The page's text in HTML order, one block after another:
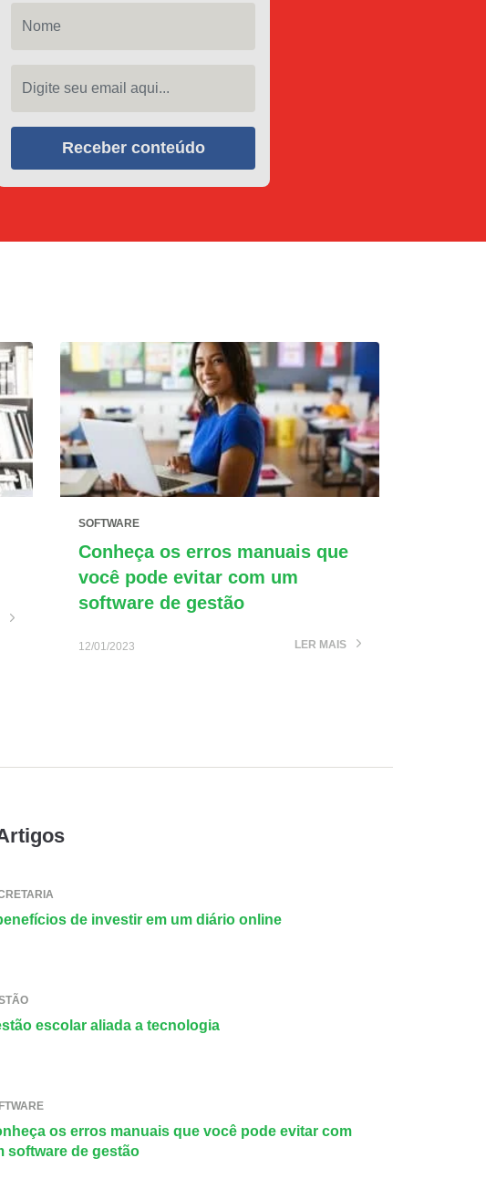
Receber conteúdo
SOFTWARE
Conheça os erros manuais que
você pode evitar com um
software de gestão
12/01/2023 LER MAIS
de investir em um diário online
escolar aliada a tecnologia
os erros manuais que você pode evitar com
software de gestão